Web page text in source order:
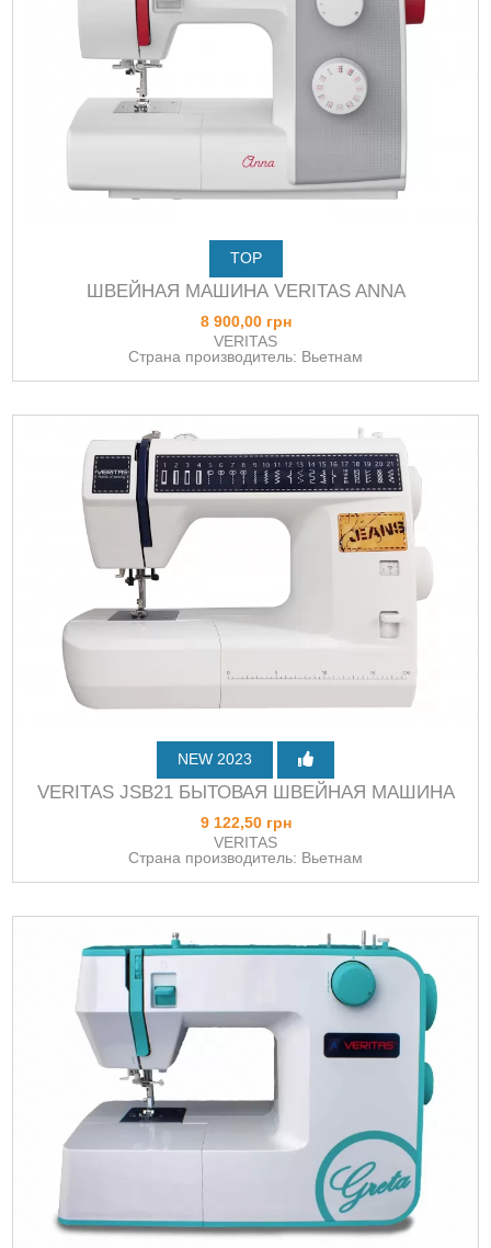
TOP
ШВЕЙНАЯ МАШИНА VERITAS ANNA
8 900,00 грн
VERITAS
Страна производитель: Вьетнам
NEW 2023
VERITAS JSB21 БЫТОВАЯ ШВЕЙНАЯ МАШИНА
9 122,50 грн
VERITAS
Страна производитель: Вьетнам